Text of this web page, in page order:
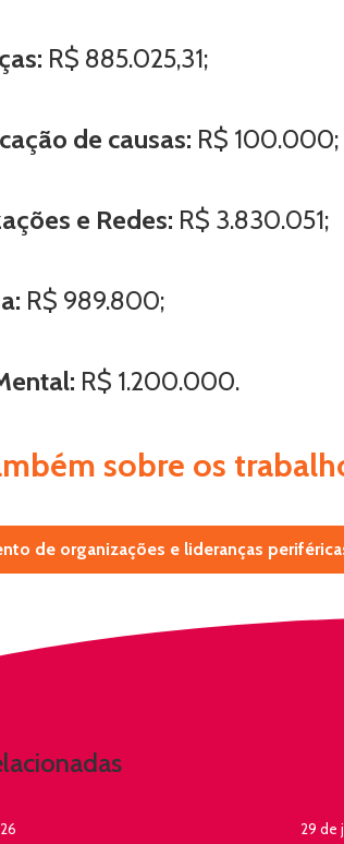
R$ 885.025,31;
de causas: R$ 100.000;
e Redes: R$ 3.830.051;
R$ 989.800;
R$ 1.200.000.
sobre os
de organizações e lideranças
29 de